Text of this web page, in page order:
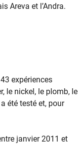
Areva et l’Andra.
expériences
le nickel, le plomb, le
été testé et, pour
janvier 2011 et